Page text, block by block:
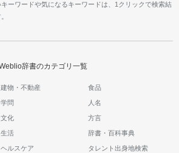
ーワードや気になるキーワードは、1クリックで検索結
辞書のカテゴリ一覧
建物・不動産 食品
学問 人名
文化 方言
生活 辞書・百科事典
ヘルスケア タレント出身地検索